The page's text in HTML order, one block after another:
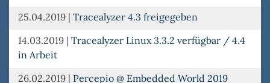
25.04.2019 | Tracealyzer 4.3 freigegeben
14.03.2019 | Tracealyzer Linux 3.3.2 verfügbar / 4.4
in Arbeit
26.02.2019 | Percepio @ Embedded World 2019